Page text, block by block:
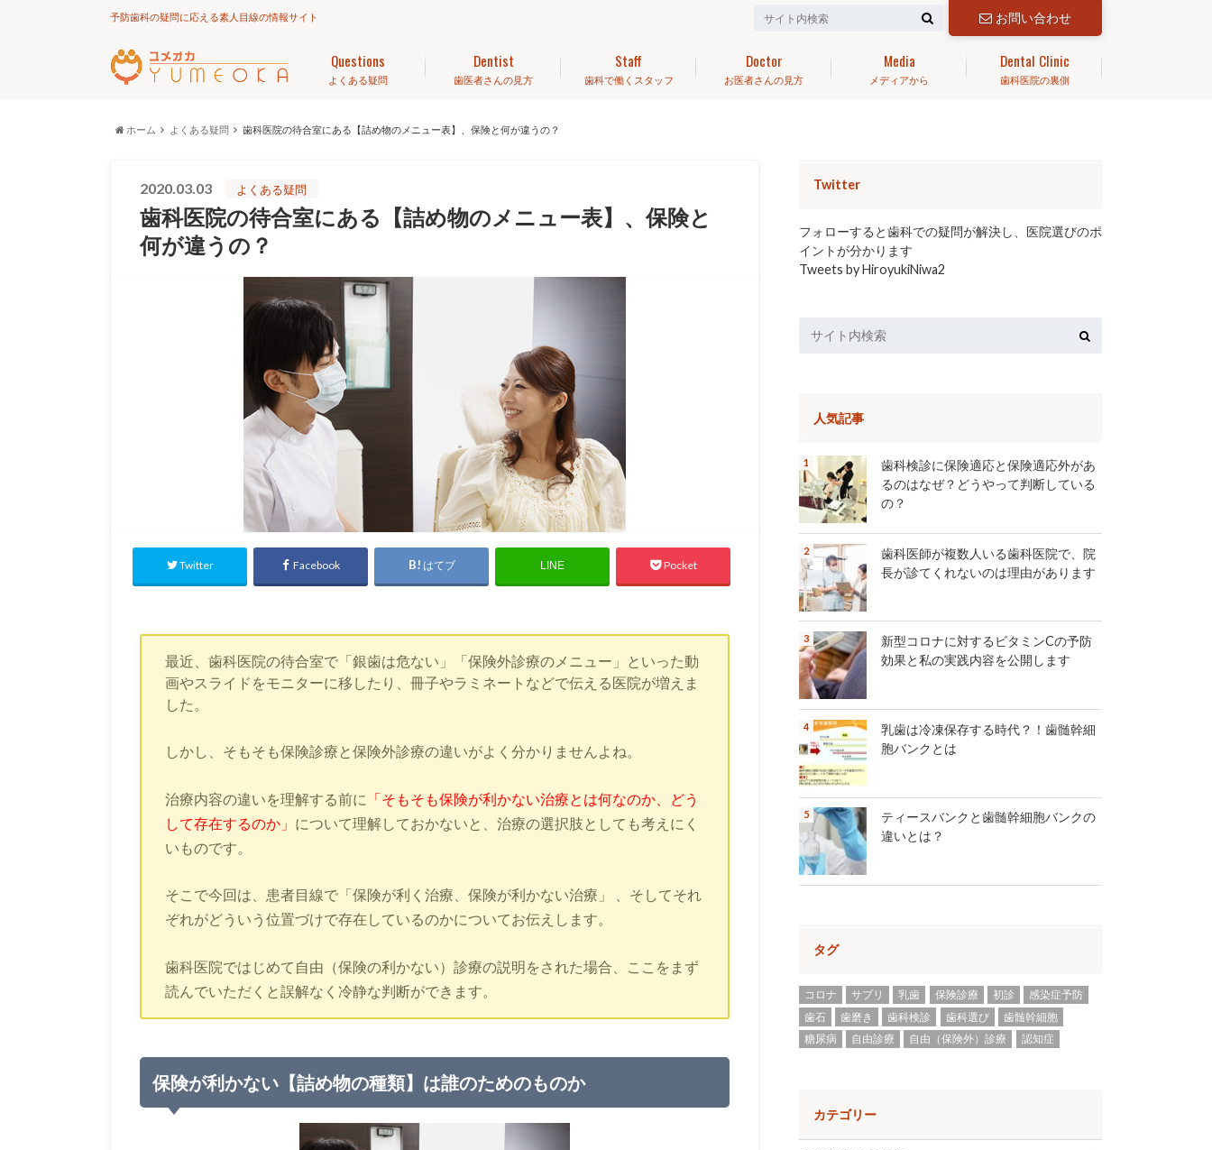
予防歯科の疑問に応える素人目線の情報サイト お問い合わせ
よくある疑問
Questions
歯医者さんの見方
Dentist
歯科で働くスタッフ
Staff
お医者さんの見方
Doctor
メディアから
Media
歯科医院の裏側
Dental Clinic
ホーム よくある疑問 歯科医院の待合室にある【詰め物のメニュー表】、保険と何が違うの？
2020.03.03 よくある疑問
歯科医院の待合室にある【詰め物のメニュー表】、保険と
何が違うの？
Twitter Facebook はてブ LINE Pocket
最近、歯科医院の待合室で「銀歯は危ない」「保険外診療のメニュー」といった動
画やスライドをモニターに移したり、冊子やラミネートなどで伝える医院が増えま
した。
しかし、そもそも保険診療と保険外診療の違いがよく分かりませんよね。
治療内容の違いを理解する前に 「そもそも保険が利かない治療とは何なのか、どう
して存在するのか」 について理解しておかないと、治療の選択肢としても考えにく
いものです。
そこで今回は、患者目線で「保険が利く治療、保険が利かない治療」 、そしてそれ
ぞれがどういう位置づけで存在しているのかについてお伝えします。
歯科医院ではじめて自由（保険の利かない）診療の説明をされた場合、ここをまず
読んでいただくと誤解なく冷静な判断ができます。
保険が利かない【詰め物の種類】は誰のためのものか
Twitter
フォローすると歯科での疑問が解決し、医院選びのポ
イントが分かります
Tweets by HiroyukiNiwa2
人気記事
歯科検診に保険適応と保険適応外があ
るのはなぜ？どうやって判断している
の？
歯科医師が複数人いる歯科医院で、院
長が診てくれないのは理由があります
新型コロナに対するビタミンCの予防
効果と私の実践内容を公開します
乳歯は冷凍保存する時代？！歯髄幹細
胞バンクとは
ティースバンクと歯髄幹細胞バンクの
違いとは？
タグ
コロナ サプリ 乳歯 保険診療 初診
感染症予防
歯石
歯磨き 歯科検診 歯科選び
歯髄幹細胞
糖尿病
自由診療 自由（保険外）診療 認知症
カテゴリー